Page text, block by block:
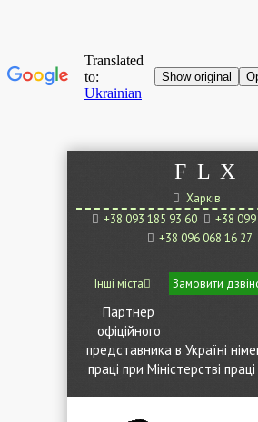
F L X
Харків
+38 093 185 93 60
+38
+38 096 068 16 27
Інші міста Замовити
Партнер
офіційного
представника в Україні
праці при Міністерстві